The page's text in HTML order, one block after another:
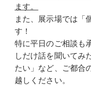
ます。
また、展示場では「
す！
特に平日のご相談も
しだけ話を聞いてみ
たい」など、ご都合
越しください。